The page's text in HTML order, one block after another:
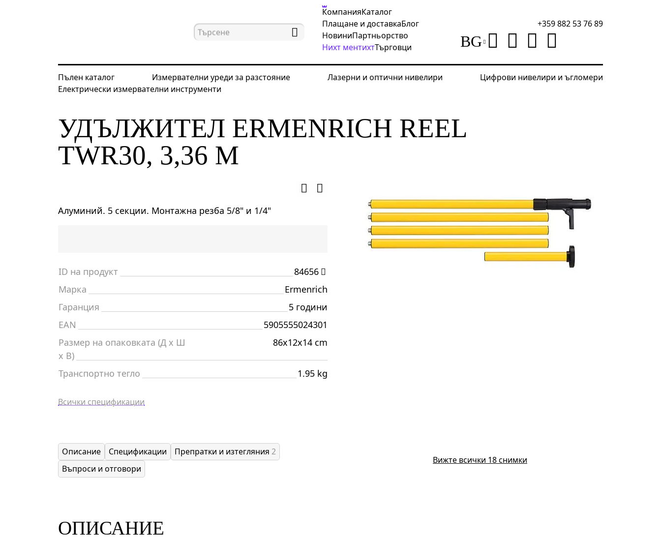
КомпанияКаталог
Плащане и доставкаБлог
НовиниПартньорство
Нихт ментихтТърговци
+359 882 53 76 89
BG
Пълен каталог Измервателни уреди за разстояние Лазерни и оптични нивелири
Цифрови нивелири и ъгломери
Електрически измервателни инструменти
Начална страница Каталог Лазерни и оптични нивелири
УДЪЛЖИТЕЛ ERMENRICH REEL
TWR30, 3,36 M
Вижте всички 18 снимки
Алуминий. 5 секции. Монтажна резба 5/8" и 1/4"
ID на продукт
84656
Марка
Ermenrich
Гаранция
5 години
EAN
5905555024301
Размер на опаковката (Д x Ш
x В)
86x12x14 cm
Транспортно тегло 1.95 kg
Всички спецификации
Описание Спецификации Препратки и изтегляния 2
Въпроси и отговори
ОПИСАНИЕ